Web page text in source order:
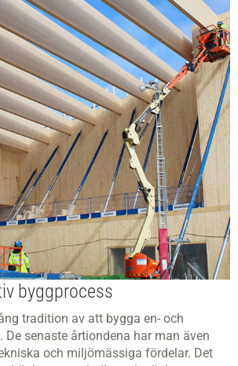
byggprocess
tradition av att bygga en- och
senaste årtiondena har man även
och miljömässiga fördelar. Det